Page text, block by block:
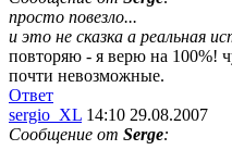
просто повезло...
и это не сказка а реальная
повторяю - я верю на 100%!
почти невозможные.
Ответ
sergio_XL 14:10 29.08.2007
Сообщение от Serge: